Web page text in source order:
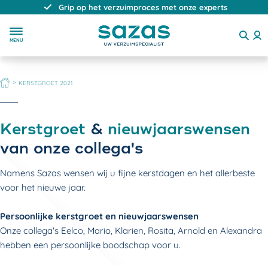
Grip op het verzuimproces met onze experts
MENU
HOME KERSTGROET 2021
Kerstgroet & nieuwjaarswensen
van onze collega's
Namens Sazas wensen wij u fijne kerstdagen en het allerbeste
voor het nieuwe jaar.
Persoonlijke kerstgroet en nieuwjaarswensen
Onze collega's Eelco, Mario, Klarien, Rosita, Arnold en Alexandra
hebben een persoonlijke boodschap voor u.